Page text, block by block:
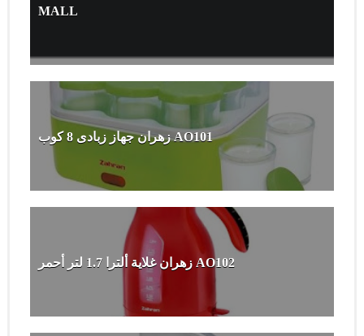
MALL
زهران جهاز زبادى 8 كوب AO101
زهران غلاية ألترا 1.7 لتر أحمر AO102